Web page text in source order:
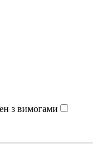
з вимогами